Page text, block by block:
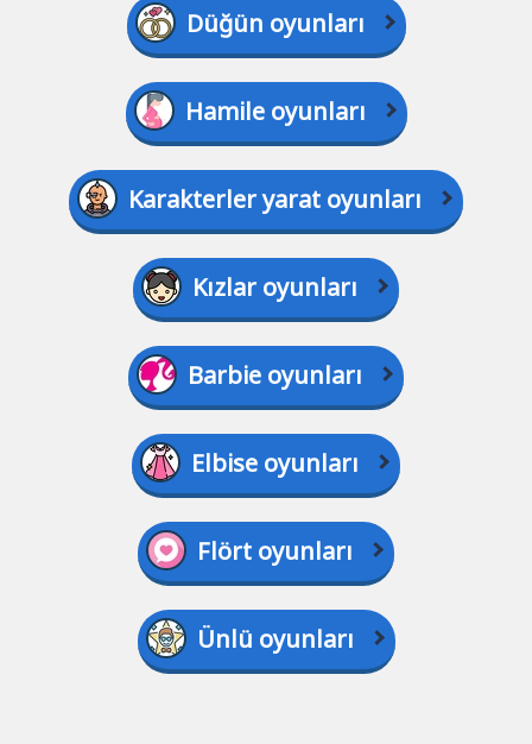
Düğün oyunları
Hamile oyunları
Karakterler yarat oyunları
Kızlar oyunları
Barbie oyunları
Elbise oyunları
Flört oyunları
Ünlü oyunları